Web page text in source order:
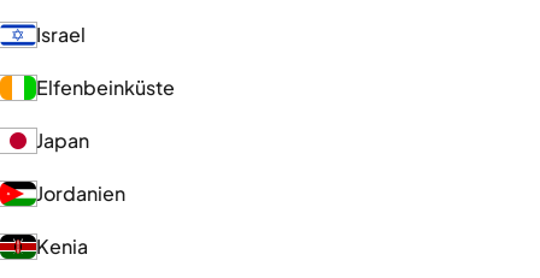
Israel
Elfenbeinküste
Japan
Jordanien
Kenia